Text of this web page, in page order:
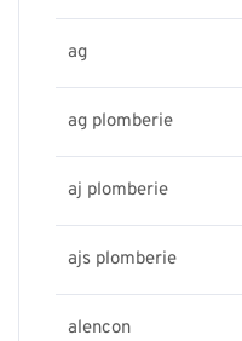
ag
ag plomberie
aj plomberie
ajs plomberie
alencon